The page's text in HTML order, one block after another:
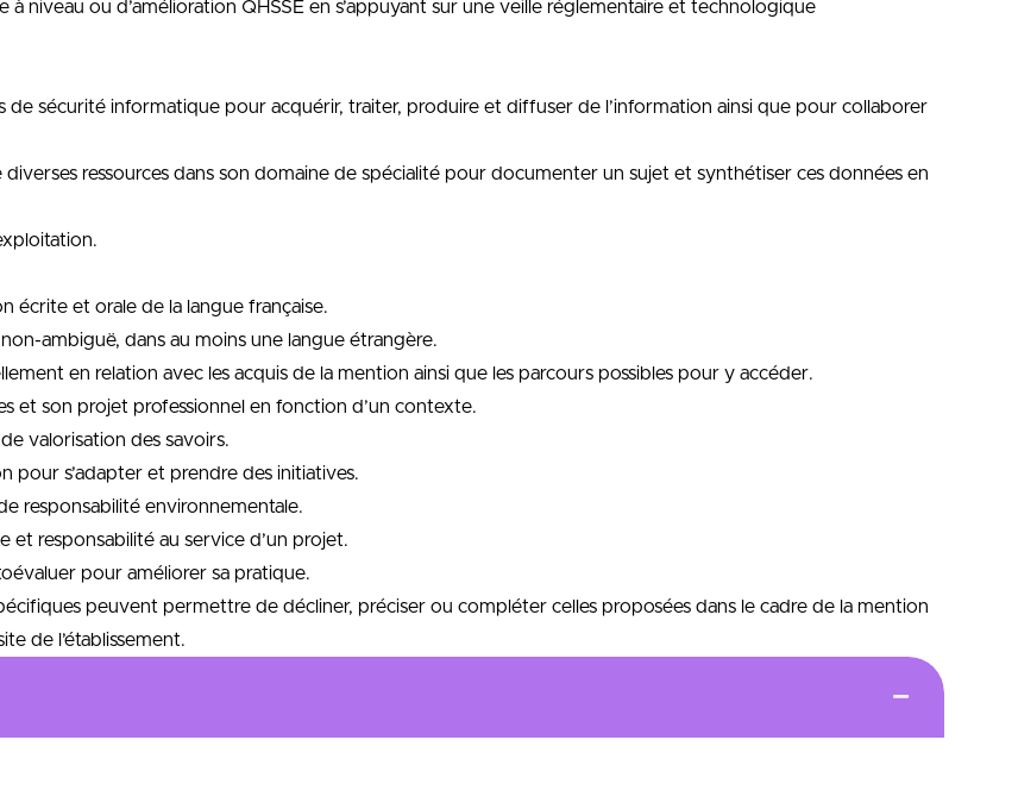
niveau ou d’amélioration QHSSE en s’appuyant sur une veille réglementaire et technologique
de sécurité informatique pour acquérir, traiter, produire et diffuser de l’information ainsi que pour collaborer
ressources dans son domaine de spécialité pour documenter un sujet et synthétiser ces données en
écrite et orale de la langue française.
ambiguë, dans au moins une langue étrangère.
en relation avec les acquis de la mention ainsi que les parcours possibles pour y accéder.
et son projet professionnel en fonction d’un contexte.
valorisation des savoirs.
pour s’adapter et prendre des initiatives.
responsabilité environnementale.
et responsabilité au service d’un projet.
pour améliorer sa pratique.
peuvent permettre de décliner, préciser ou compléter celles proposées dans le cadre de la mention
de l’établissement.